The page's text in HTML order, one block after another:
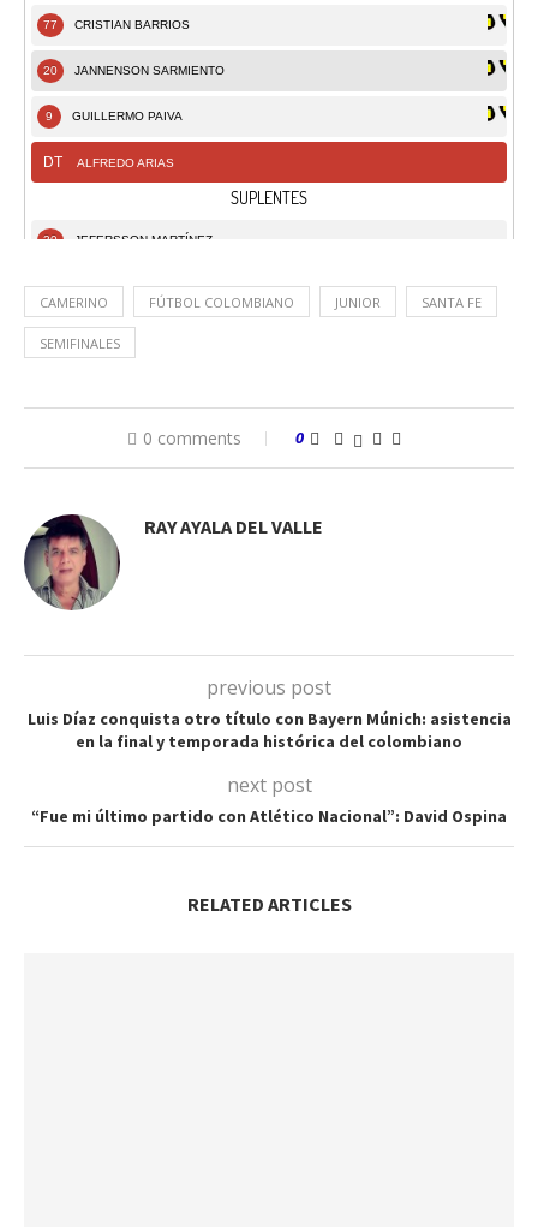
CAMERINO FÚTBOL COLOMBIANO JUNIOR SANTA FE
SEMIFINALES
0 comments 0
RAY AYALA DEL VALLE
previous post
Luis Díaz conquista otro título con Bayern Múnich: asistencia
en la final y temporada histórica del colombiano
next post
“Fue mi último partido con Atlético Nacional”: David Ospina
RELATED ARTICLES